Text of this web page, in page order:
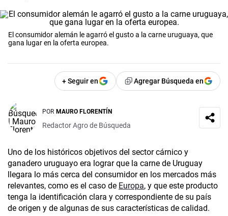
El consumidor alemán le agarró el gusto a la carne uruguaya, que
gana lugar en la oferta europea.
+ Seguir en Agregar Búsqueda en
POR MAURO FLORENTÍN
Redactor Agro de Búsqueda
Uno de los históricos objetivos del sector cárnico y
ganadero uruguayo era lograr que la carne de Uruguay
llegara lo más cerca del consumidor en los mercados más
relevantes, como es el caso de Europa, y que este producto
tenga la identificación clara y correspondiente de su país
de origen y de algunas de sus características de calidad.